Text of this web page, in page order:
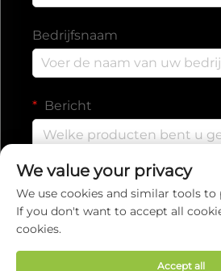
Bedrijfsnaam
Bericht
We value your privacy
We use cookies and similar tools to
If you don't want to accept all
cookies.
Accept all